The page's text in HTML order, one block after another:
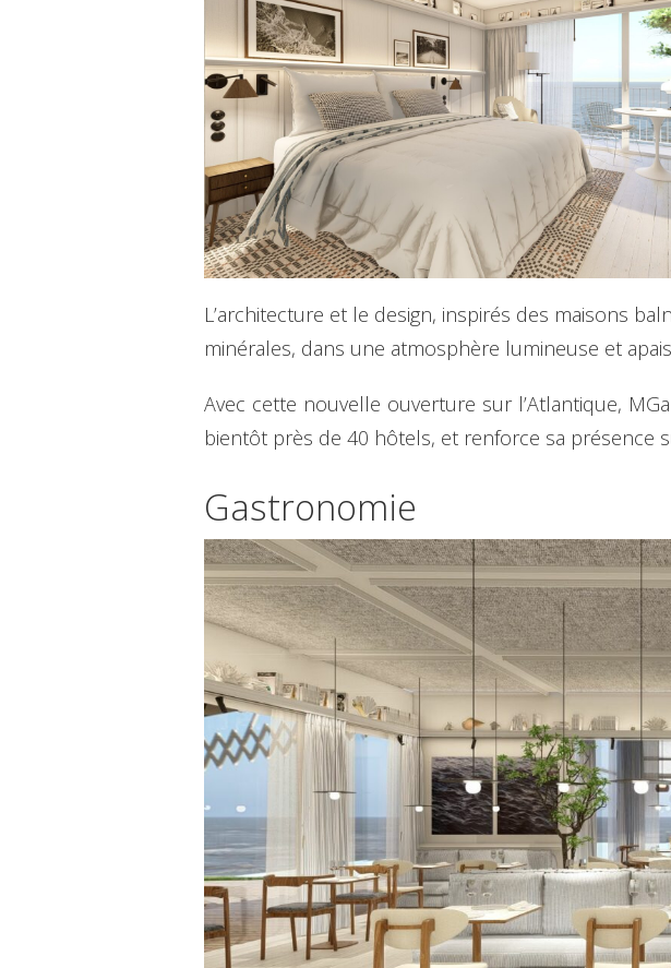
L’architecture et le design, inspirés des maisons
minérales, dans une atmosphère lumineuse et
Avec cette nouvelle ouverture sur l’Atlantique,
bientôt près de 40 hôtels, et renforce sa présence
Gastronomie